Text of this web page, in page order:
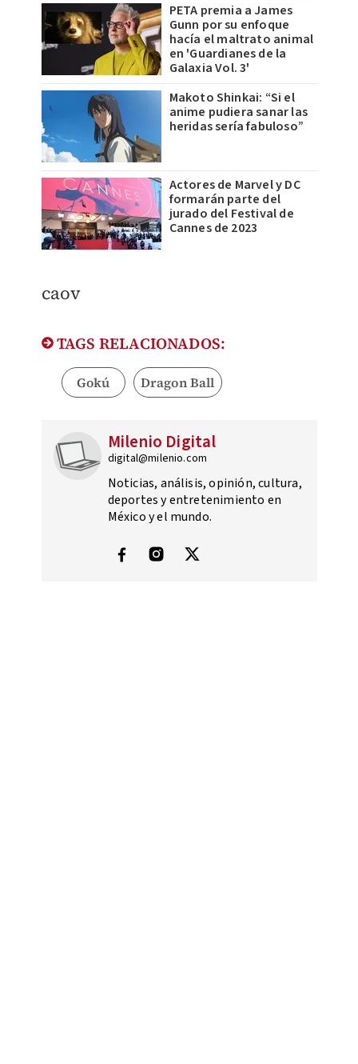
PETA premia a James
Gunn por su enfoque
hacía el maltrato animal
en 'Guardianes de la
Galaxia Vol. 3'
Makoto Shinkai: “Si el
anime pudiera sanar las
heridas sería fabuloso”
Actores de Marvel y DC
formarán parte del
jurado del Festival de
Cannes de 2023
​caov
TAGS RELACIONADOS:
Gokú Dragon Ball
Milenio Digital
digital@milenio.com
Noticias, análisis, opinión, cultura,
deportes y entretenimiento en
México y el mundo.